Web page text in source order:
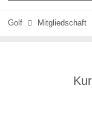
Golf  Mitgliedschaft